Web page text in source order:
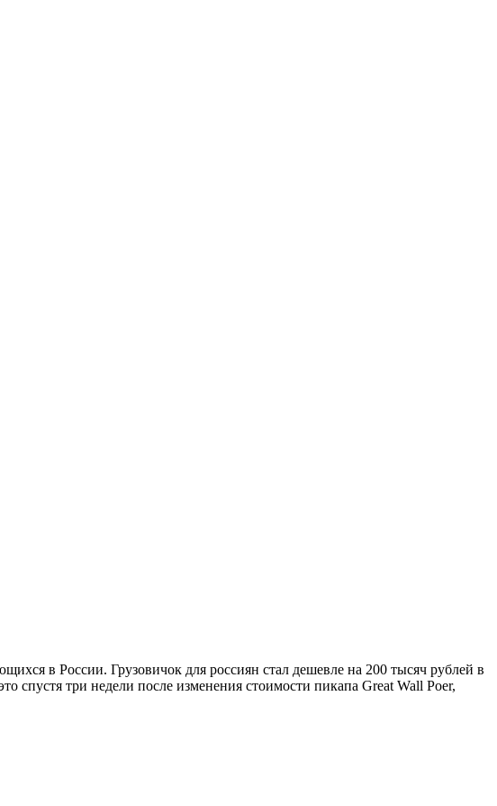
в России. Грузовичок для россиян стал дешевле на 200 тысяч рублей в
спустя три недели после изменения стоимости пикапа Great Wall Poer,